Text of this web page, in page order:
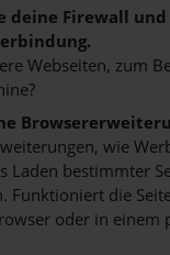
deine Firewall und
Webseiten, zum
wie
Laden bestimmter
Funktioniert die
oder in einem